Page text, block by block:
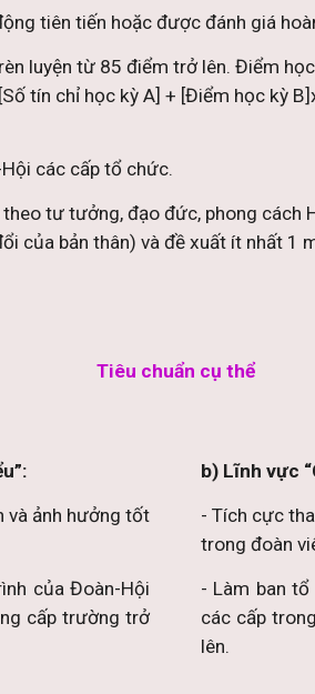
tiên tiến hoặc được đánh giá
luyện từ 85 điểm trở lên. Điểm
tín chỉ học kỳ A] + [Điểm học kỳ
các cấp tổ chức.
tư tưởng, đạo đức, phong
của bản thân) và đề xuất ít nhất 1
Tiêu chuẩn cụ thể
và ảnh hưởng tốt
của Đoàn-Hội
cấp trường trở
b) Lĩnh vực
- Tích cực
trong đoàn
- Làm ban
các cấp
lên.